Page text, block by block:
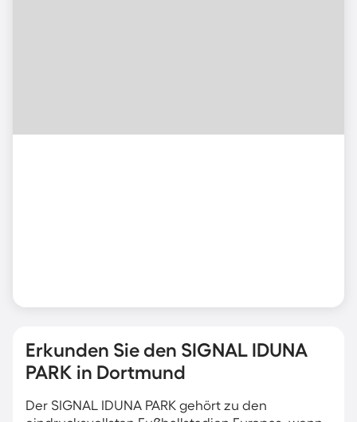
Erkunden Sie den SIGNAL IDUNA
PARK in Dortmund
Der SIGNAL IDUNA PARK gehört zu den